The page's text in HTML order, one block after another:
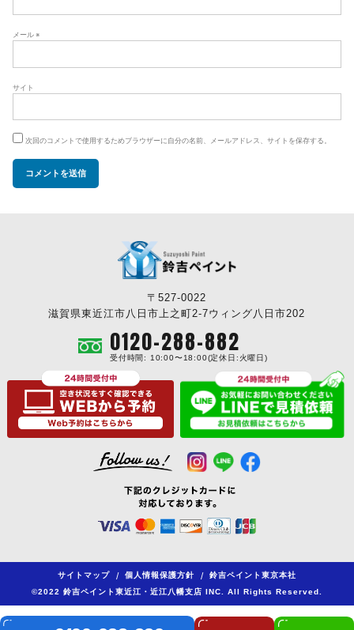
メール ※
サイト
次回のコメントで使用するためブラウザーに自分の名前、メールアドレス、サイトを保存する。
〒527-0022
滋賀県東近江市八日市上之町2-7ウィング八日市202
0120-288-882
受付時間: 10:00〜18:00(定休日:火曜日)
サイトマップ / 個人情報保護方針 /
鈴吉ペイント東京本社
©2022 鈴吉ペイント東近江・近江八幡支店 INC. All Rights Reserved.